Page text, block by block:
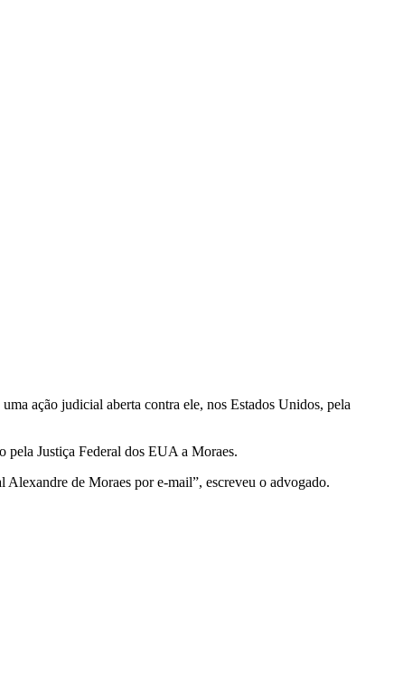
ação judicial aberta contra ele, nos Estados Unidos, pela
Justiça Federal dos EUA a Moraes.
de Moraes por e-mail”, escreveu o advogado.